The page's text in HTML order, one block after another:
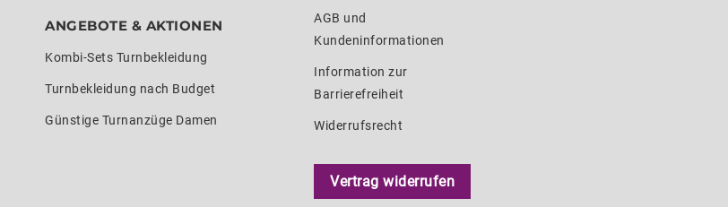
ANGEBOTE & AKTIONEN
Kombi-Sets Turnbekleidung
Turnbekleidung nach Budget
Günstige Turnanzüge Damen
AGB und
Kundeninformationen
Information zur
Barrierefreiheit
Widerrufsrecht
Vertrag widerrufen